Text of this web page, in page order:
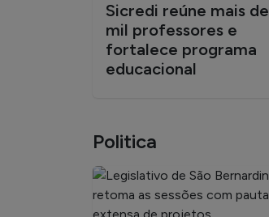
Sicredi reúne mais de
mil professores e
fortalece programa
educacional
Politica